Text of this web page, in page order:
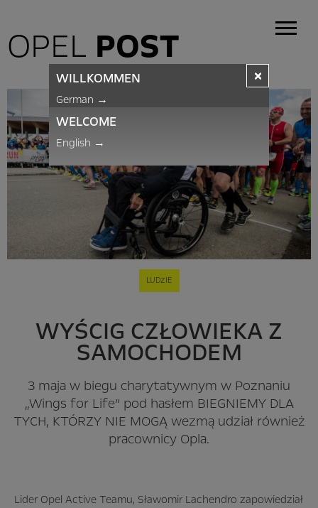
OPEL POST
LUDZIE
WYŚCIG CZŁOWIEKA Z
SAMOCHODEM
3 maja w biegu charytatywnym w Poznaniu
„Wings for Life” pod hasłem BIEGNIEMY DLA
TYCH, KTÓRZY NIE MOGĄ wezmą udział również
pracownicy Opla.
Lider Opel Active Teamu, Sławomir Lachendro zapowiedział
×
WILLKOMMEN
German →
WELCOME
English →